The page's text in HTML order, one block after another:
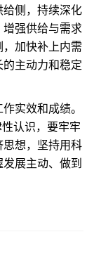
给侧，持续深化
强供给与需求
加快补上内需
主动力和稳定
实效和成绩。
认识，要牢牢
想，坚持用科
展主动、做到